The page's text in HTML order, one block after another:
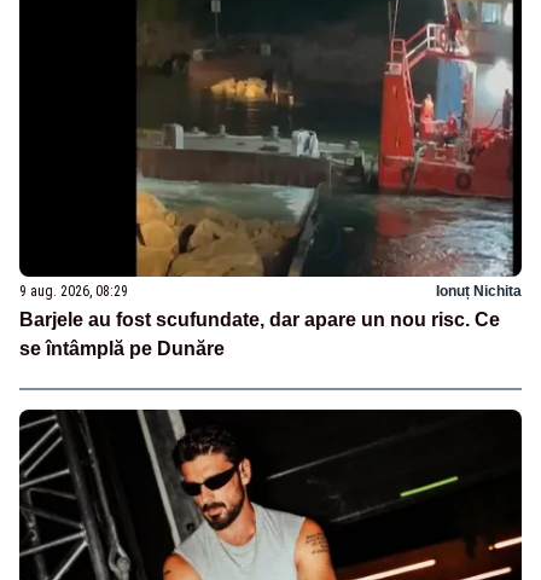
9 aug. 2026, 08:29 Ionuț Nichita
Barjele au fost scufundate, dar apare un nou risc. Ce
se întâmplă pe Dunăre